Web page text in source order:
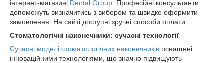
інтернет-магазині Dental Group. Професійні консультанти
допоможуть визначитись з вибором та швидко оформити
замовлення. На сайті доступні зручні способи оплати.
Стоматологічні наконечники: сучасні технології
Сучасні моделі стоматологічних наконечників оснащені
інноваційними технологіями, що значно підвищують